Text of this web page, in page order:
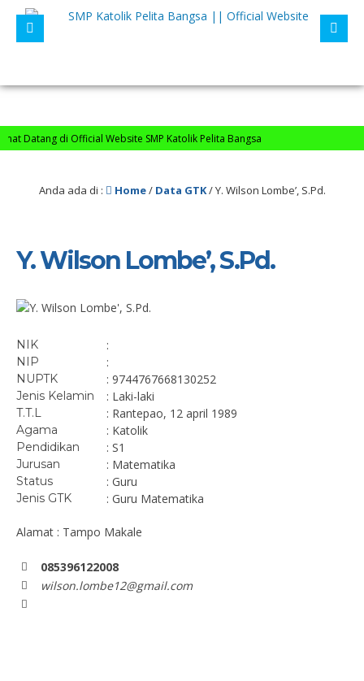
Datang di Official Website SMP Katolik Pelita Bangsa
Anda ada di : Home/ Data GTK/Y. Wilson Lombe’, S.Pd.
Y. Wilson Lombe’, S.Pd.
NIK :
NIP :
NUPTK : 9744767668130252
Jenis Kelamin : Laki-laki
T.T.L : Rantepao, 12 april 1989
Agama : Katolik
Pendidikan : S1
Jurusan : Matematika
Status : Guru
Jenis GTK : Guru Matematika
Alamat : Tampo Makale
085396122008
wilson.lombe12@gmail.com